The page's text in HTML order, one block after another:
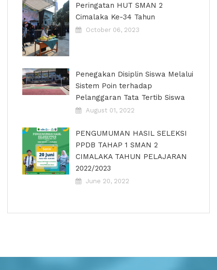
Peringatan HUT SMAN 2
Cimalaka Ke-34 Tahun
October 06, 2023
Penegakan Disiplin Siswa Melalui
Sistem Poin terhadap
Pelanggaran Tata Tertib Siswa
August 01, 2022
PENGUMUMAN HASIL SELEKSI
PPDB TAHAP 1 SMAN 2
CIMALAKA TAHUN PELAJARAN
2022/2023
June 20, 2022